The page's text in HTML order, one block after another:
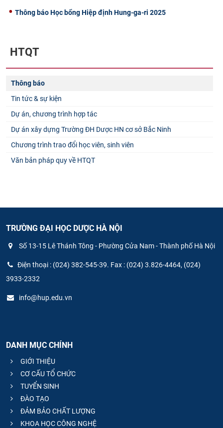
Thông báo Học bổng Hiệp định Hung-ga-ri 2025
HTQT
Thông báo
Tin tức & sự kiện
Dự án, chương trình hợp tác
Dự án xây dựng Trường ĐH Dược HN cơ sở Bắc Ninh
Chương trình trao đổi học viên, sinh viên
Văn bản pháp quy về HTQT
TRƯỜNG ĐẠI HỌC DƯỢC HÀ NỘI
Số 13-15 Lê Thánh Tông - Phường Cửa Nam - Thành phố Hà Nội
Điện thoại : (024) 382-545-39. Fax : (024) 3.826-4464, (024)
3933-2332
info@hup.edu.vn
DANH MỤC CHÍNH
GIỚI THIỆU
CƠ CẤU TỔ CHỨC
TUYỂN SINH
ĐÀO TẠO
ĐẢM BẢO CHẤT LƯỢNG
KHOA HỌC CÔNG NGHỆ